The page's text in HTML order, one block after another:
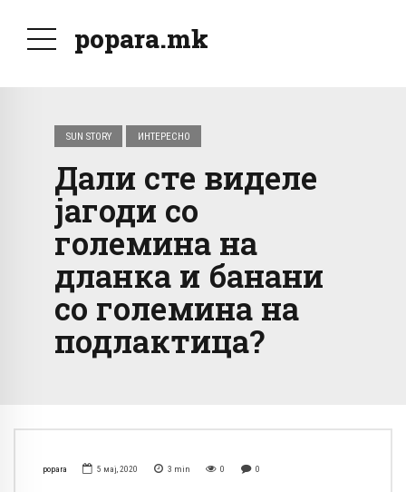
popara.mk
SUN STORY ИНТЕРЕСНО
Дали сте виделе
јагоди со
големина на
дланка и банани
со големина на
подлактица?
popara 5 мај, 2020 3 min 0 0